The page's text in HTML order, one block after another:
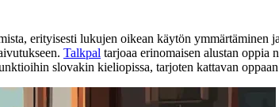
erityisesti lukujen oikean käytön ymmärtäminen
Talkpal tarjoaa erinomaisen alustan oppia
slovakin kieliopissa, tarjoten kattavan